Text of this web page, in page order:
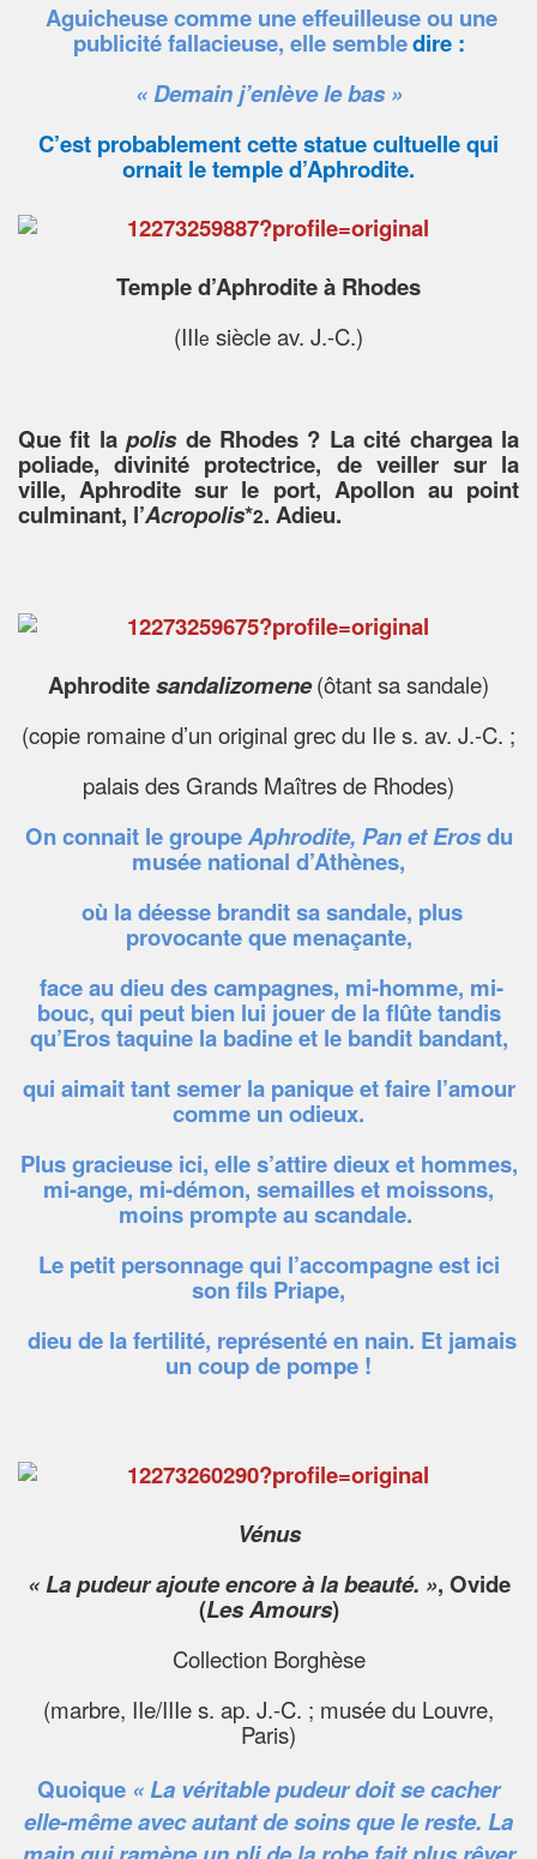
Aguicheuse comme une effeuilleuse ou une
publicité fallacieuse, elle sembledire :
« Demain j’enlève le bas »
C’est probablement cette statue cultuelle qui
ornait le temple d’Aphrodite.
Temple d’Aphrodite à Rhodes
(IIIe siècle av. J.-C.)
Que fit lapolisde Rhodes ? La cité chargea la
poliade, divinité protectrice, de veiller sur la
ville, Aphrodite sur le port, Apollon au point
culminant, l’Acropolis*2. Adieu.
Aphroditesandalizomene(ôtant sa sandale)
(copie romaine d’un original grec du IIe s. av. J.-C. ;
palais des Grands Maîtres de Rhodes)
On connait le groupeAphrodite, Pan et Erosdu
musée national d’Athènes,
où la déesse brandit sa sandale, plus
provocante que menaçante,
face au dieu des campagnes, mi-homme, mi-
bouc, qui peut bien lui jouer de la flûte tandis
qu’Eros taquine la badine et le bandit bandant,
qui aimait tant semer la panique et faire l’amour
comme un odieux.
Plus gracieuse ici, elle s’attire dieux et hommes,
mi-ange, mi-démon, semailles et moissons,
moins prompte au scandale.
Le petit personnage qui l’accompagne est ici
son fils Priape,
dieu de la fertilité, représenté en nain. Et jamais
un coup de pompe !
Vénus
« La pudeur ajoute encore à la beauté. », Ovide
(Les Amours)
Collection Borghèse
(marbre, IIe/IIIe s. ap. J.-C. ; musée du Louvre,
Paris)
Quoique « La véritable pudeur doit se cacher
elle-même avec autant de soins que le reste. La